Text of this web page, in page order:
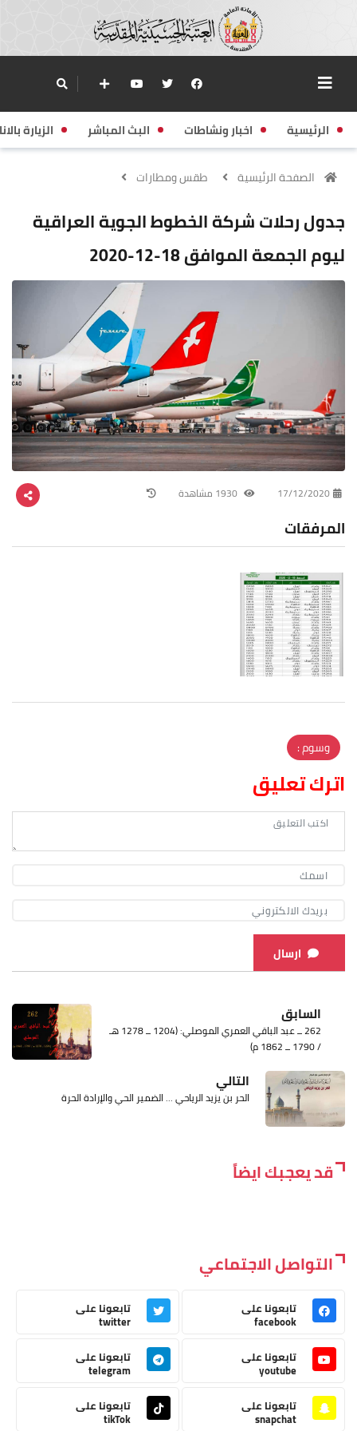
الرئيسية اخبار ونشاطات البث المباشر الزيارة
الصفحة الرئيسية طقس ومطارات
جدول رحلات شركة الخطوط الجوية العراقية
ليوم الجمعة الموافق 18-12-2020
17/12/2020
المرفقات
وسوم :
اترك تعليق
ارسال
السابق
262 ــ عبد الباقي العمري الموصلي: (1204 ــ 1278 هـ
/ 1790 ــ 1862 م)
التالي
الحر بن يزيد الرياحي ... الضمير الحي والإرادة الحرة
قد يعجبك ايضاً
التواصل الاجتماعي
تابعونا على
facebook
تابعونا على
twitter
تابعونا على
youtube
تابعونا على
telegram
تابعونا على
snapchat
تابعونا على
tikTok